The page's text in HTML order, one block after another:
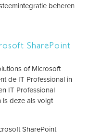
beheren
SharePoint
of Microsoft
de IT Professional in
IT Professional
is deze als volgt
SharePoint